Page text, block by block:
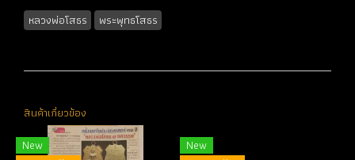
หลวงพ่อโสธร พระพุทธโสธร
สินค้าเกี่ยวข้อง
New
New